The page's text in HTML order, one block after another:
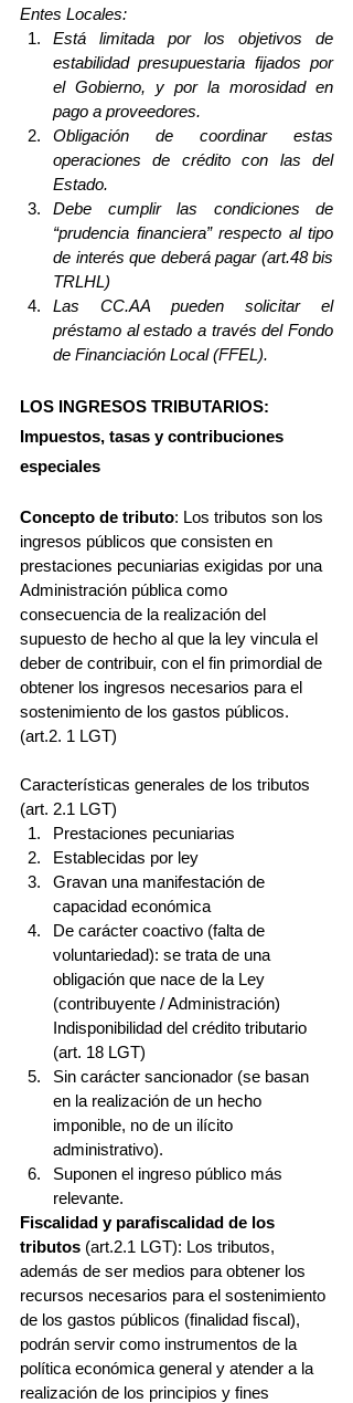
Entes Locales:
Está limitada por los objetivos de
estabilidad presupuestaria fijados por
el Gobierno, y por la morosidad en
pago a proveedores.
Obligación de coordinar estas
operaciones de crédito con las del
Estado.
Debe cumplir las condiciones de
“prudencia financiera” respecto al tipo
de interés que deberá pagar (art.48 bis
TRLHL)
Las CC.AA pueden solicitar el
préstamo al estado a través del Fondo
de Financiación Local (FFEL).
LOS INGRESOS TRIBUTARIOS:
Impuestos, tasas y contribuciones
especiales
Concepto de tributo: Los tributos son los
ingresos públicos que consisten en
prestaciones pecuniarias exigidas por una
Administración pública como
consecuencia de la realización del
supuesto de hecho al que la ley vincula el
deber de contribuir, con el fin primordial de
obtener los ingresos necesarios para el
sostenimiento de los gastos públicos.
(art.2. 1 LGT)
Características generales de los tributos
(art. 2.1 LGT)
Prestaciones pecuniarias
Establecidas por ley
Gravan una manifestación de
capacidad económica
De carácter coactivo (falta de
voluntariedad): se trata de una
obligación que nace de la Ley
(contribuyente / Administración)
Indisponibilidad del crédito tributario
(art. 18 LGT)
Sin carácter sancionador (se basan
en la realización de un hecho
imponible, no de un ilícito
administrativo).
Suponen el ingreso público más
relevante.
Fiscalidad y parafiscalidad de los
tributos (art.2.1 LGT): Los tributos,
además de ser medios para obtener los
recursos necesarios para el sostenimiento
de los gastos públicos (finalidad fiscal),
podrán servir como instrumentos de la
política económica general y atender a la
realización de los principios y fines